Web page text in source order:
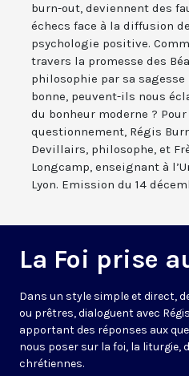
burn-out, deviennent des
échecs face à la diffusion
psychologie positive.
travers la promesse des
philosophie par sa sagesse
bonne, peuvent-ils nous
du bonheur moderne ?
questionnement, Régis
Devillairs, philosophe, et
Longcamp, enseignant à
Lyon. Emission du 14
La Foi prise
Dans un style simple et direct,
ou prêtres, dialoguent avec
apportant des réponses aux
nous poser sur la foi, la liturgie,
chrétiennes.